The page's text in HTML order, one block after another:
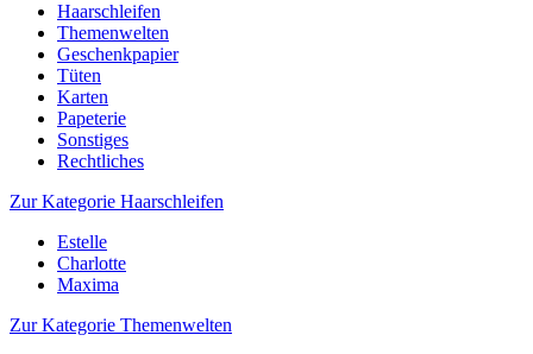
Haarschleifen
Themenwelten
Geschenkpapier
Tüten
Karten
Papeterie
Sonstiges
Rechtliches
Zur Kategorie Haarschleifen
Estelle
Charlotte
Maxima
Zur Kategorie Themenwelten